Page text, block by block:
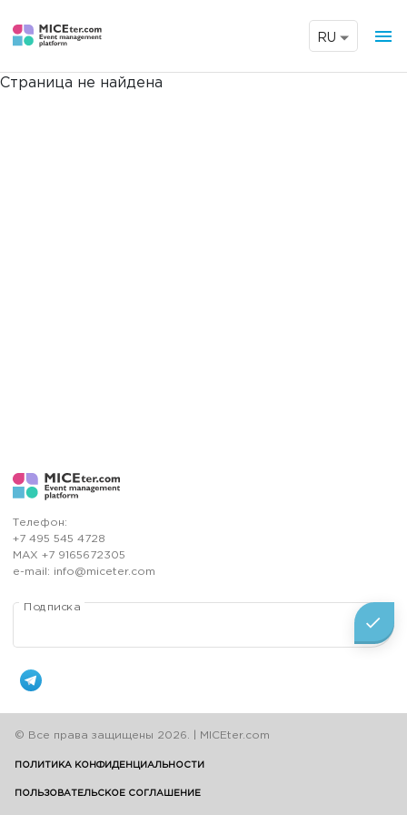
RU menu
Страница не найдена
Телефон:
+7 495 545 4728
МАХ +7 9165672305
e-mail: info@miceter.com
Подписка
check
© Все права защищены 2026. | MICEter.com
ПОЛИТИКА КОНФИДЕНЦИАЛЬНОСТИ
ПОЛЬЗОВАТЕЛЬСКОЕ СОГЛАШЕНИЕ